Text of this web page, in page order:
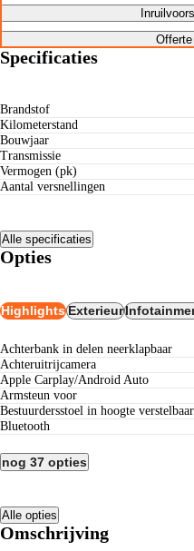
Specificaties
Brandstof
Kilometerstand
Bouwjaar
Transmissie
Vermogen (pk)
Aantal versnellingen
Alle specificaties
Opties
HighlightsExterieur
Achterbank in delen neerklapbaar
Achteruitrijcamera
Apple Carplay/Android Auto
Armsteun voor
Bestuurdersstoel in hoogte verstelbaar
Bluetooth
nog 37 opties
Alle opties
Omschrijving